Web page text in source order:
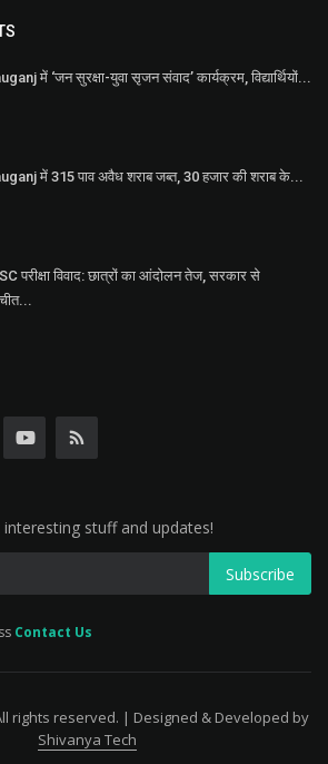
में ‘जन सुरक्षा-युवा सृजन संवाद’ कार्यक्रम, विद्यार्थियों...
में 315 पाव अवैध शराब जब्त, 30 हजार की शराब के...
परीक्षा विवाद: छात्रों का आंदोलन तेज, सरकार से
stuff and updates!
Subscribe
Contact Us
rights reserved. | Designed & Developed by
Shivanya Tech